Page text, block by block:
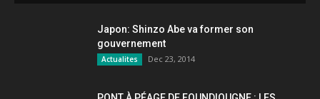
Japon: Shinzo Abe va former son
gouvernement
Actualites Dec 23, 2014